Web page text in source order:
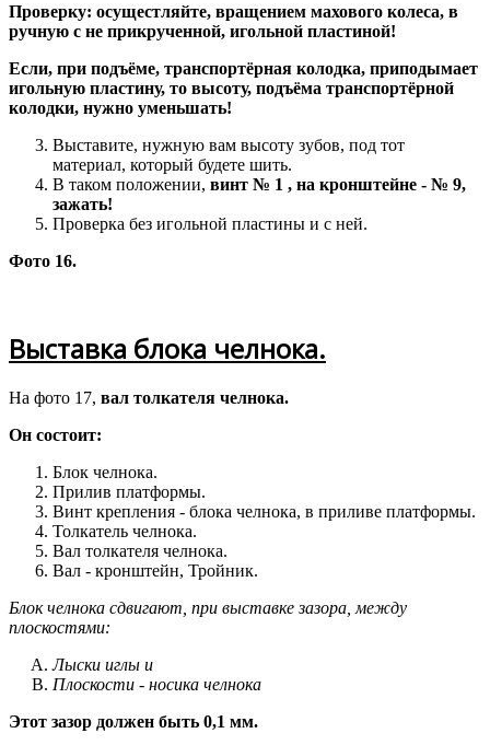
Проверку: осущестляйте, вращением махового колеса, в
ручную с не прикрученной, игольной пластиной!
Если, при подъёме, транспортёрная колодка, приподымает
игольную пластину, то высоту, подъёма транспортёрной
колодки, нужно уменьшать!
Выставите, нужную вам высоту зубов, под тот
материал, который будете шить.
В таком положении, винт № 1 , на кронштейне - № 9,
зажать!
Проверка без игольной пластины и с ней.
Фото 16.
Выставка блока челнока.
На фото 17, вал толкателя челнока.
Он состоит:
Блок челнока.
Прилив платформы.
Винт крепления - блока челнока, в приливе платформы.
Толкатель челнока.
Вал толкателя челнока.
Вал - кронштейн, Тройник.
Блок челнока сдвигают, при выставке зазора, между
плоскостями:
Лыски иглы и
Плоскости - носика челнока
Этот зазор должен быть 0,1 мм.